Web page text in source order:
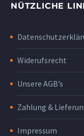
NÜTZLICHE
Widerufsrecht
Unsere AGB’s
Zahlung &
Impressum